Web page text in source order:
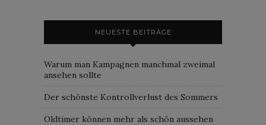
NEUESTE BEITRÄGE
Warum man Kampagnen manchmal zweimal
ansehen sollte
Der schönste Kontrollverlust des Sommers
Oldtimer können mehr als schön aussehen